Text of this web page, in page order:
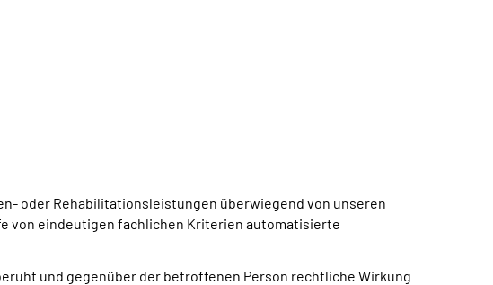
oder Rehabilitationsleistungen überwiegend von unseren
von eindeutigen fachlichen Kriterien automatisierte
und gegenüber der betroffenen Person rechtliche Wirkung